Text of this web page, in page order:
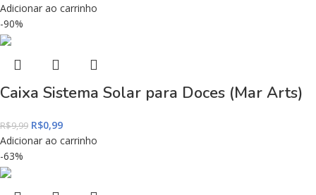
Adicionar ao carrinho
-90%
Caixa Sistema Solar para Doces (Mar Arts)
R$9,99 R$0,99
Adicionar ao carrinho
-63%